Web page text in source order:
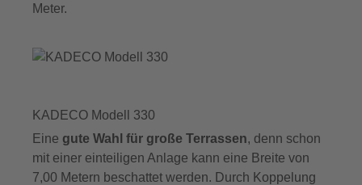
Meter.
KADECO Modell 330
Eine gute Wahl für große Terrassen, denn schon
mit einer einteiligen Anlage kann eine Breite von
7,00 Metern beschattet werden. Durch Koppelung